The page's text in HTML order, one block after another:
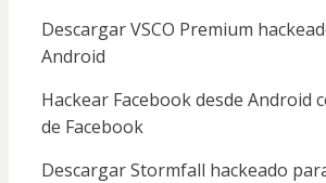
Descargar VSCO Premium
Android
Hackear Facebook desde Android
de Facebook
Descargar Stormfall hackeado